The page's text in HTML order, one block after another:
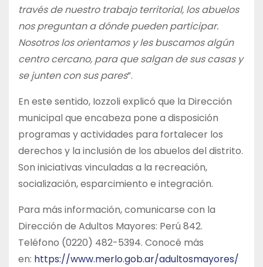
través de nuestro trabajo territorial, los abuelos
nos preguntan a dónde pueden participar.
Nosotros los orientamos y les buscamos algún
centro cercano, para que salgan de sus casas y
se junten con sus pares”.
En este sentido, Iozzoli explicó que la Dirección
municipal que encabeza pone a disposición
programas y actividades para fortalecer los
derechos y la inclusión de los abuelos del distrito.
Son iniciativas vinculadas a la recreación,
socialización, esparcimiento e integración.
Para más información, comunicarse con la
Dirección de Adultos Mayores: Perú 842.
Teléfono (0220) 482-5394. Conocé más
en: https://www.merlo.gob.ar/adultosmayores/